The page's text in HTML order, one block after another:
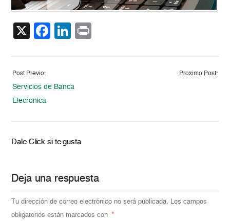
X Facebook
LinkedIn
Post Previo:
Servicios de Banca
Elecrónica
Proximo Post:
Dale Click si te gusta
Deja una respuesta
Tu dirección de correo electrónico no será publicada. Los campos
obligatorios están marcados con *